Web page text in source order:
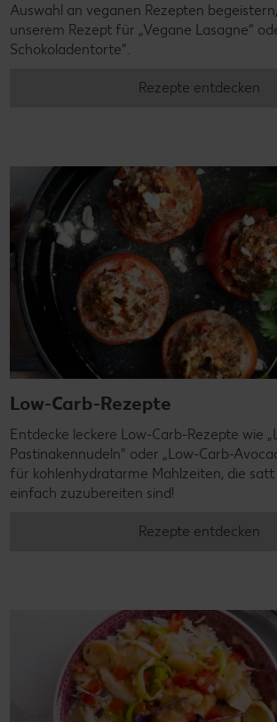
Auswahl an veganen Rezepten
unserem Rezept für „Vegane Lasagne“
Schokoladentorte“.
Rezepte entdecken
Low-Carb-Rezepte
Entdecke leckere Low-Carb-Rezepte wie
Pastinakennudeln" oder „Low-Carb-
für kohlenhydratarme Mahlzeiten, die
einfach zuzubereiten sind!
Rezepte entdecken